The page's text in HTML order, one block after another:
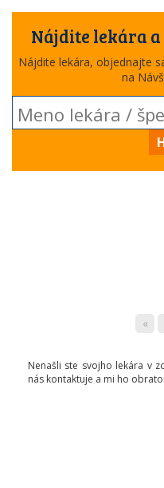
Nájdite lekára
Nájdite lekára, objednajte
na
«
Nenašli ste svojho lekára v
nás kontaktuje a mi ho